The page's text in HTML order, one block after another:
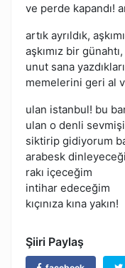
ve perde kapandı!
artık ayrıldık,
aşkımız bir
unut sana
memelerini geri al
ulan istanbul! bu
ulan o denli
siktirip gidiyorum
arabesk
rakı içeceğim
intihar edeceğim
kıçınıza kına yakın!
Şiiri Paylaş